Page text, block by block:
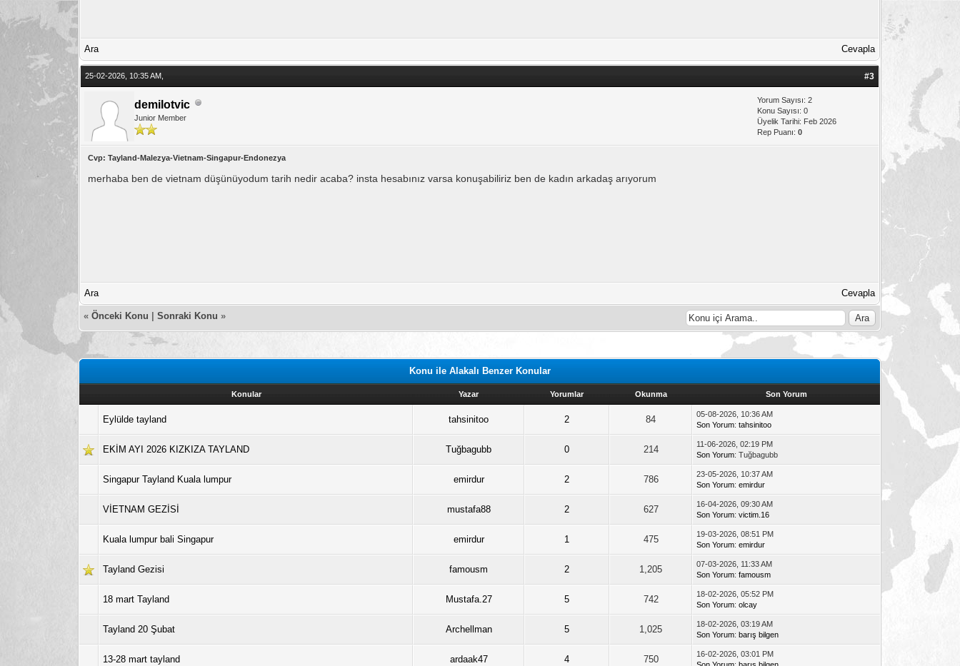
Ara Cevapla
25-02-2026, 10:35 AM, #3
demilotvic
Junior Member
Yorum Sayısı: 2
Konu Sayısı: 0
Üyelik Tarihi: Feb 2026
Rep Puanı:0
Cvp: Tayland-Malezya-Vietnam-Singapur-Endonezya
merhaba ben de vietnam düşünüyodum tarih nedir acaba? insta hesabınız varsa konuşabiliriz ben de kadın arkadaş arıyorum
Ara Cevapla
«Önceki Konu |Sonraki Konu »
Konu ile Alakalı Benzer Konular
Konular Yazar Yorumlar Okunma Son Yorum
Eylülde tayland tahsinitoo 2 84
05-08-2026, 10:36 AM
Son Yorum:tahsinitoo
EKİM AYI 2026 KIZKIZA TAYLAND Tuğbagubb 0 214
11-06-2026, 02:19 PM
Son Yorum: Tuğbagubb
Singapur Tayland Kuala lumpur emirdur 2 786
23-05-2026, 10:37 AM
Son Yorum:emirdur
VİETNAM GEZİSİ mustafa88 2 627
16-04-2026, 09:30 AM
Son Yorum:victim.16
Kuala lumpur bali Singapur emirdur 1 475
19-03-2026, 08:51 PM
Son Yorum:emirdur
Tayland Gezisi famousm 2 1,205
07-03-2026, 11:33 AM
Son Yorum:famousm
18 mart Tayland Mustafa.27 5 742
18-02-2026, 05:52 PM
Son Yorum:olcay
Tayland 20 Şubat Archellman 5 1,025
18-02-2026, 03:19 AM
Son Yorum:barış bilgen
13-28 mart tayland ardaak47 4 750
16-02-2026, 03:01 PM